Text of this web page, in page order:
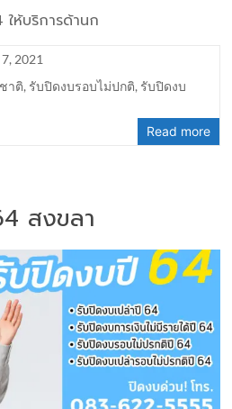
ให้บริการด้านก
2021
าติ, รับปิดงบรอบไม่ปกติ, รับปิดงบ
Read more
สงขลา